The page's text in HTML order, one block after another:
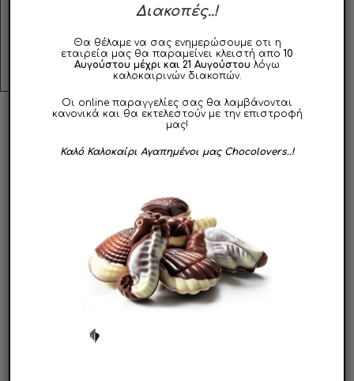
χωρίς υγρασία, σε θερμοκρασίες μέχρι 22 °C
ΣΧΕΤΙΚΑ ΠΡΟΪΟΝΤΑ
Toppings Kit Παγωτού
Διακοπές..!
Θα θέλαμε να σας ενημερώσουμε οτι η
εταιρεία μας θα παραμείνει κλειστή απο 10
Αυγούστου μέχρι και 21 Αυγούστου λόγω
καλοκαιρινών διακοπών.
Οι online παραγγελίες σας θα λαμβάνονται
κανονικά και θα εκτελεστούν με την επιστροφή
μας!
Καλό Καλοκαίρι Αγαπημένοι μας Chocolovers..!